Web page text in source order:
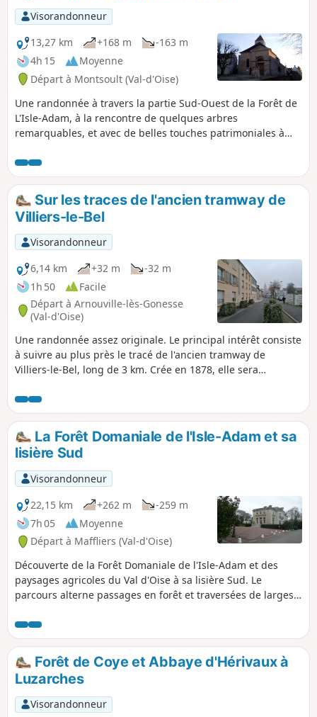
Visorandonneur
13,27 km
+168 m
-163 m
4h 15
Moyenne
Départ à Montsoult (Val-d'Oise)
Une randonnée à travers la partie Sud-Ouest de la Forêt de
L'Isle-Adam, à la rencontre de quelques arbres
remarquables, et avec de belles touches patrimoniales à
Sur les traces de l'ancien tramway de
Villiers-le-Bel
Visorandonneur
6,14 km
+32 m
-32 m
1h 50
Facile
Départ à Arnouville-lès-Gonesse
(Val-d'Oise)
Une randonnée assez originale. Le principal intérêt consiste
à suivre au plus près le tracé de l'ancien tramway de
Villiers-le-Bel, long de 3 km. Crée en 1878, elle sera
les vestiges possibles. Ce parcours urbain permettra aux
amoureux du ferroviaire de garder la mémoire de ce
tramway et de son tracé,
La Forêt Domaniale de l'Isle-Adam et sa
lisière Sud
Visorandonneur
22,15 km
+262 m
-259 m
7h 05
Moyenne
Départ à Maffliers (Val-d'Oise)
Découverte de la Forêt Domaniale de l'Isle-Adam et des
paysages agricoles du Val d'Oise à sa lisière Sud. Le
parcours alterne passages en forêt et traversées de larges
Forêt de Coye et Abbaye d'Hérivaux à
Luzarches
Visorandonneur